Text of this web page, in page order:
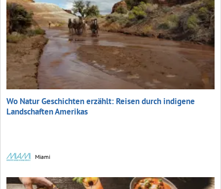
Wo Natur Geschichten erzählt: Reisen durch indigene
Landschaften Amerikas
Miami